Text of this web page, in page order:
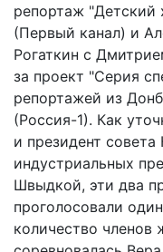
репортаж "Детский
(Первый канал) и
Рогаткин с
за проект "Серия
репортажей из
(Россия-1). Как
и президент совета
индустриальных
Швыдкой, эти два
проголосовали
количество